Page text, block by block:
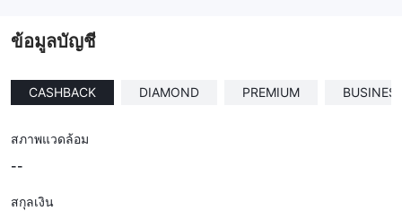
ข้อมูลบัญชี
CASHBACK DIAMOND PREMIUM
สภาพแวดล้อม
--
สกุลเงิน